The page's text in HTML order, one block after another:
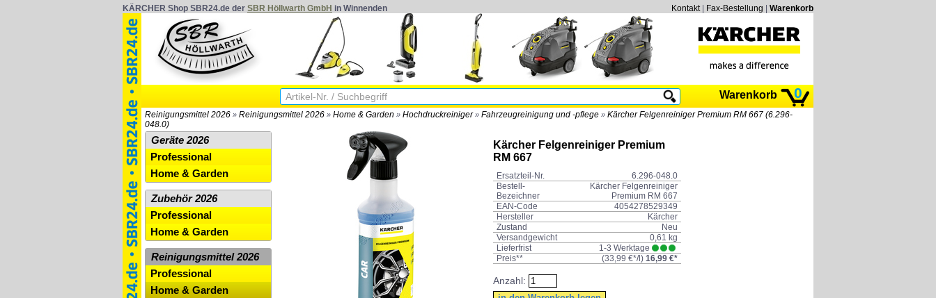
KÄRCHER Shop SBR24.de der SBR Höllwarth GmbH in Winnenden Kontakt| Fax-Bestellung Warenkorb
Warenkorb 0
Reinigungsmittel 2026 » Reinigungsmittel 2026 » Home & Garden » Hochdruckreiniger» Fahrzeugreinigung und -pflege » Kärcher Felgenreiniger Premium RM 667 (6.296-
048.0)
Kärcher Felgenreiniger Premium
RM 667
Ersatzteil-Nr.
6.296-048.0
Bestell-
Bezeichner
Kärcher Felgenreiniger
Premium RM 667
EAN-Code
4054278529349
Hersteller
Kärcher
Zustand
Neu
Versandgewicht
0,61 kg
Lieferfrist
1-3 Werktage
Preis**
(33,99 €*/l) 16,99 €*
Anzahl:
Geräte 2026
Professional
Home & Garden
Zubehör 2026
Professional
Home & Garden
Reinigungsmittel 2026
Professional
Home & Garden